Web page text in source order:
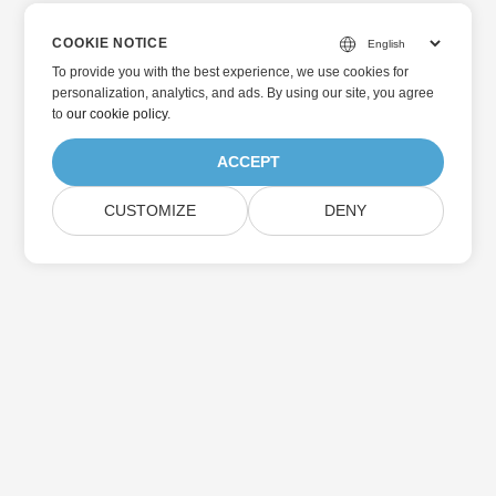
COOKIE NOTICE
To provide you with the best experience, we use cookies for
personalization, analytics, and ads. By using our site, you agree
toour cookie policy.
ACCEPT
CUSTOMIZE DENY